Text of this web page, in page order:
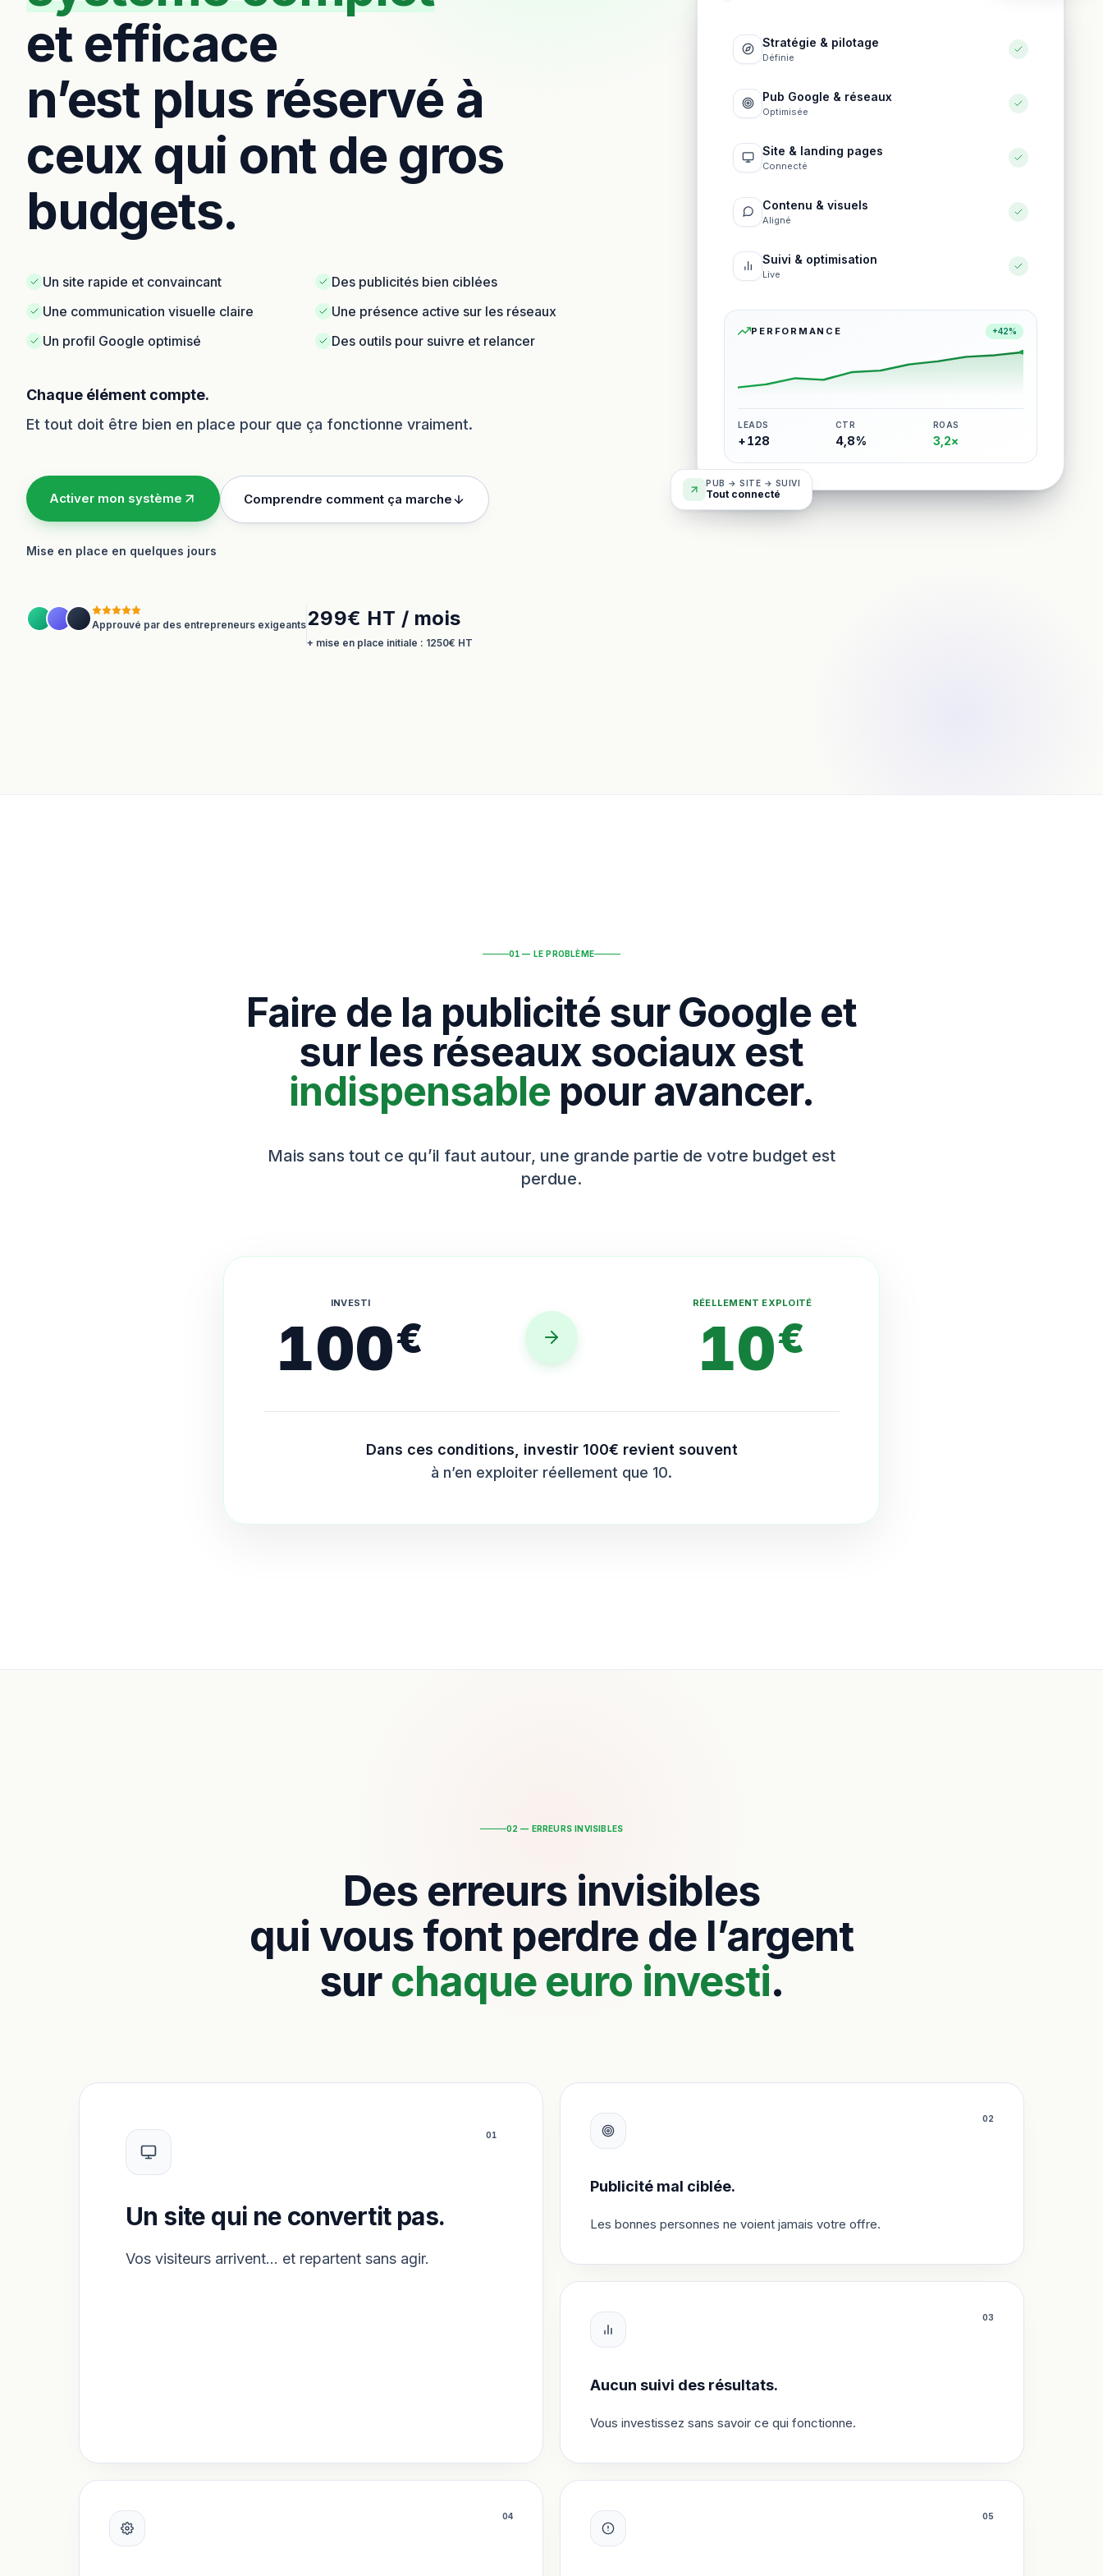
et efficace
n’est plus réservé à
ceux qui ont de gros
budgets.
Un site rapide et convaincant
Des publicités bien ciblées
Une communication visuelle claire
Une présence active sur les réseaux
Un profil Google optimisé
Des outils pour suivre et relancer
Chaque élément compte.
Et tout doit être bien en place pour que ça fonctionne vraiment.
Activer mon système Comprendre comment ça marche
Mise en place en quelques jours
Approuvé par des entrepreneurs exigeants 299€ HT / mois
+ mise en place initiale : 1250€ HT
Stratégie & pilotage
Définie
Pub Google & réseaux
Optimisée
Site & landing pages
Connecté
Contenu & visuels
Aligné
Suivi & optimisation
Live
PERFORMANCE +42%
LEADS
+128
CTR
4,8%
ROAS
3,2×
PUB → SITE → SUIVI
Tout connecté
01 — LE PROBLÈME
Faire de la publicité sur Google et
sur les réseaux sociaux est
indispensablepour avancer.
Mais sans tout ce qu’il faut autour, une grande partie de votre budget est
perdue.
INVESTI
100€
RÉELLEMENT EXPLOITÉ
10€
Dans ces conditions, investir 100€ revient souvent
à n’en exploiter réellement que 10.
02 — ERREURS INVISIBLES
Des erreurs invisibles
qui vous font perdre de l’argent
surchaque euro investi.
01
Un site qui ne convertit pas.
Vos visiteurs arrivent… et repartent sans agir.
02
Publicité mal ciblée.
Les bonnes personnes ne voient jamais votre offre.
03
Aucun suivi des résultats.
Vous investissez sans savoir ce qui fonctionne.
04 05